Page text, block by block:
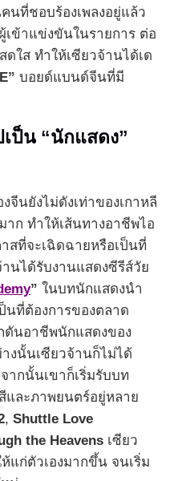
นที่ชอบร้องเพลงอยู่แล้ว
เข้าแข่งขันในรายการ ต่อ
ใส ทำให้เซียวจ้านได้เด
บอยด์แบนด์จีนที่มี
ป็น “นักแสดง”
จีนยังไม่ดังเท่าของเกาหลี
ก ทำให้เส้นทางอาชีพไอ
สที่จะเฉิดฉายหรือเป็นที่
นได้รับงานแสดงซีรีส์วัย
” ในบทนักแสดงนำ
นที่ต้องการของตลาด
ดันอาชีพนักแสดงของ
งนั้นเซียวจ้านก็ไม่ได้
ากนั้นเขาก็เริ่มรับบท
และภาพยนตร์อยู่หลาย
, Shuttle Love
the Heavens เซียว
แก่ตัวเองมากขึ้น จนเริ่ม